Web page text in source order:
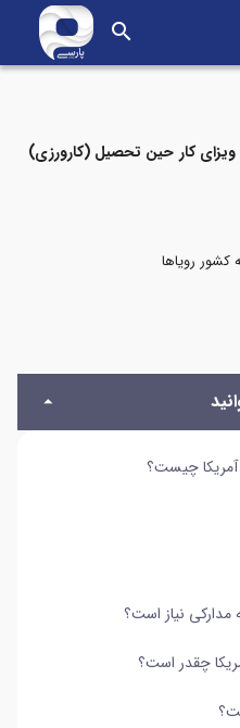
search
مدارکی نیاز است؟
چقدر است؟
آمریکا چقدر است؟
ریجکت شود؟
کار حین تحصیل (کارورزی)
کشور رویاها
چیست؟
مدارکی نیاز است؟
چقدر است؟